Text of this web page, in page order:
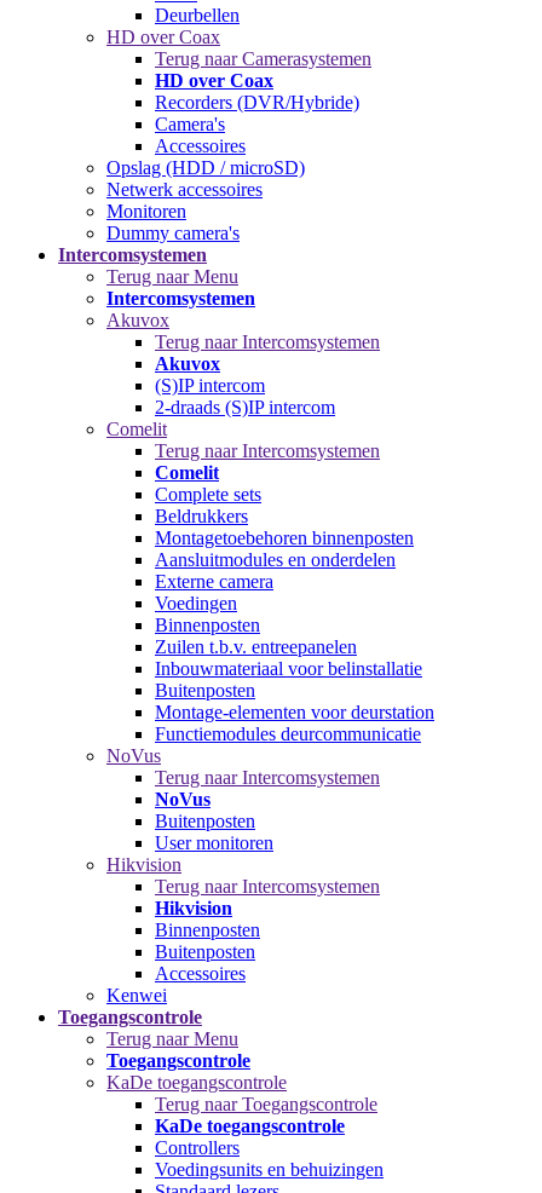
Deurbellen
HD over Coax
Terug naar Camerasystemen
HD over Coax
Recorders (DVR/Hybride)
Camera's
Accessoires
Opslag (HDD / microSD)
Netwerk accessoires
Monitoren
Dummy camera's
Intercomsystemen
Terug naar Menu
Intercomsystemen
Akuvox
Terug naar Intercomsystemen
Akuvox
(S)IP intercom
2-draads (S)IP intercom
Comelit
Terug naar Intercomsystemen
Comelit
Complete sets
Beldrukkers
Montagetoebehoren binnenposten
Aansluitmodules en onderdelen
Externe camera
Voedingen
Binnenposten
Zuilen t.b.v. entreepanelen
Inbouwmateriaal voor belinstallatie
Buitenposten
Montage-elementen voor deurstation
Functiemodules deurcommunicatie
NoVus
Terug naar Intercomsystemen
NoVus
Buitenposten
User monitoren
Hikvision
Terug naar Intercomsystemen
Hikvision
Binnenposten
Buitenposten
Accessoires
Kenwei
Toegangscontrole
Terug naar Menu
Toegangscontrole
KaDe toegangscontrole
Terug naar Toegangscontrole
KaDe toegangscontrole
Controllers
Voedingsunits en behuizingen